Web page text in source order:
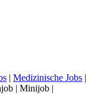
| Medizinische Jobs |
| Minijob |